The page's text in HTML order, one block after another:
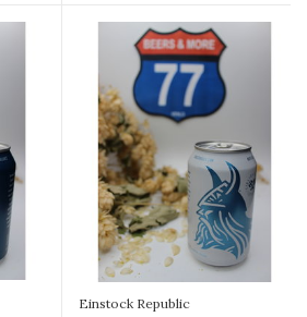
Einstock Republic